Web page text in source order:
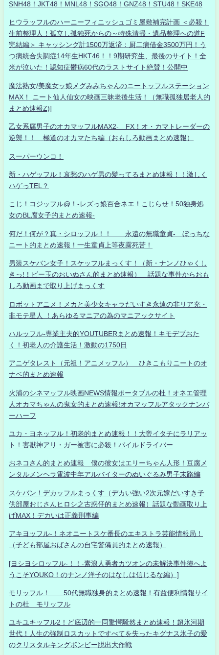
SNH48！JKT48！MNL48！SGO48！GNZ48！STU48！SKE48
ヒウラッフルのハーニーフィニッシュゴミ屋敷補完計画 ＜必殺！
生前整理人！孤立し孤独死からの～特殊清掃・遺品整理への道F
完結編＞ キャッシング計1500万返済：厨二病借金3500万円！う
つ病統合失調症14年生HKT46！！9期研究生、最後のサイト！全
米が泣いた！認知症鬱病60代のラストサイト絶賛！公開中
魔法熟女/美魔女ッ娘メグみみちゃんのニートッフルステーション
MAX！ ニート仙人仙女の映画三昧老後生活！（無職孤独居老人的
まとめ速報Z)]
乙女系腐男子のオカマッフルMAX2- FX！オ・カマトレーダーの
逆襲！！ 極道のオカマたち編（おもしろ動画まとめ速報）
スーパーウンコ！
新・ハゲッフル！哀愁のハゲ男の髪ってるまとめ速報！！激しく
ハゲっTEL？
こじ！コジッフル@！-レズっ娘百合ネエ！こじらせ！50独身処
女のBL腐女子的まとめ速報-
何だ！何が？真・シロッフル！！ 永遠の無職童貞- ぼっちな
ニート的まとめ速報！一生童貞上等夜露死苦！
男装スケバン女子！スケッフルまっくす！（新・ナンノひゃくし
きっ!！ビー玉のおいぬさん的まとめ速報） 話題な事件からおも
しろ動画まで取り上げまっくす
ロボットアニメ！メカと美少女キャラだいすき永遠の非リア充・
非モテ星人 ！あらゆるマニアの為のマニアックサイト
ハルッフル-専業主夫的YOUTUBERまとめ速報！キモデブおた
く！初老人の介護生活！激動の1750日
アニゲタレスト（元祖！アニメッフル） ひきこもりニートのオ
ナベ的まとめ速報
火浦のシネマッフル映画NEWS情報ポータブルの杜！オネエ管理
人オカマちゃんの鬼女的まとめ速報!オカマッフルアタックナンバ
ーハーフ
ユカ・ヨネッフル！初老的まとめ速報！！大帝イタチにラリアッ
ト！害獣神アリ・ガー被害に必殺！パイルドライバー
おネコさん的まとめ速報 僕の彼女はエリーちゃん人形！豆腐メ
ンタルメンヘラ電波中年アルバイターのぬいぐるみ男子末路編
スケバン！デカッフルまっくす（デカい強い2次元嫁だいすき子
供部屋おじさんヒロシ之古惑仔的まとめ速報）話題な動画取り上
げMAX！デカいは正義刑事編
アキヨッフル-！ネオニートスケ番長のエキストラ芸能情報局！
（子ども部屋おばさんの自宅警備員的まとめ速報）
[ヨシヨシロッフル-！！-素浪人勇者カツオンの未解決事件簿へよ
うこそYOUKO！のナンノ洋子のはなしは信じるな編）]
モリッフル！ 50代無職独身的まとめ速報！有益便利情報サイ
トの杜 モリッフル
ユキユキッフル2！ど底辺的一同驚愕騒然まとめ速報！超氷河期
世代！人生の強制ロスカットですべてを失ったキグナス氷子の愛
のクリスタルキングボンビー脱出大作戦